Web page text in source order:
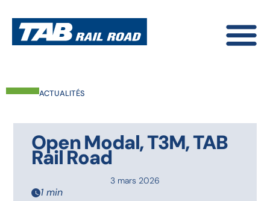
ACTUALITÉS
Open Modal,T3M,TAB
Rail Road
3 mars 2026
1 min